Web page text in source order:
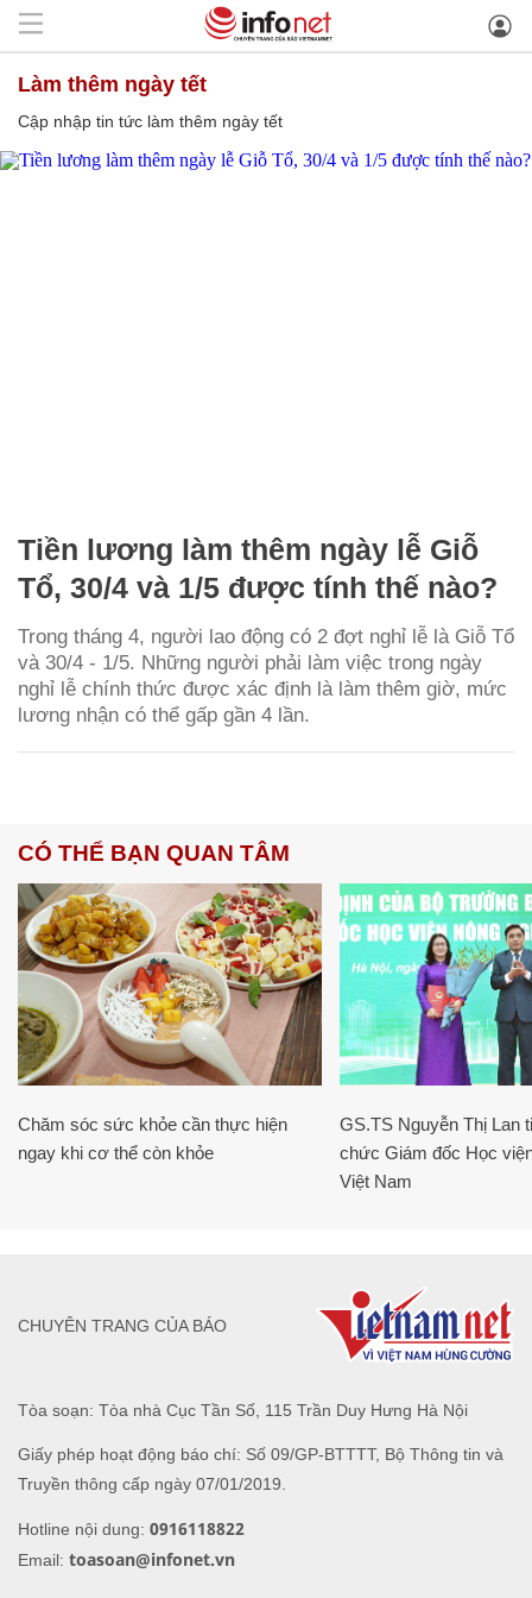
làm thêm ngày tết
Cập nhập tin tức làm thêm ngày tết
Tiền lương làm thêm ngày lễ Giỗ
Tổ, 30/4 và 1/5 được tính thế nào?
Trong tháng 4, người lao động có 2 đợt nghỉ lễ là Giỗ Tổ
và 30/4 - 1/5. Những người phải làm việc trong ngày
nghỉ lễ chính thức được xác định là làm thêm giờ, mức
lương nhận có thể gấp gần 4 lần.
CÓ THỂ BẠN QUAN TÂM
Chăm sóc sức khỏe cần thực hiện
ngay khi cơ thể còn khỏe
GS.TS Nguyễn Thị Lan
chức Giám đốc Học
Việt Nam
Tòa soạn: Tòa nhà Cục Tần Số, 115 Trần Duy Hưng Hà Nội
Giấy phép hoạt động báo chí: Số 09/GP-BTTTT, Bộ Thông tin và
Truyền thông cấp ngày 07/01/2019.
Hotline nội dung: 0916118822
Email: toasoan@infonet.vn
CHUYÊN TRANG CỦA BÁO